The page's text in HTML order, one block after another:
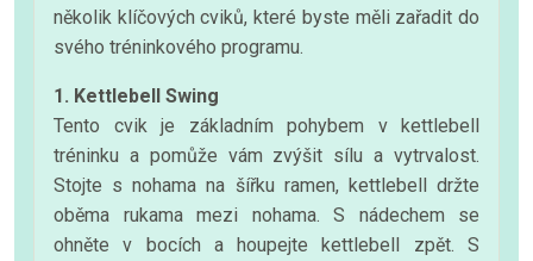
několik klíčových cviků, které byste měli zařadit do
svého tréninkového programu.
1. Kettlebell Swing
Tento cvik je základním pohybem v kettlebell
tréninku a pomůže vám zvýšit sílu a vytrvalost.
Stojte s nohama na šířku ramen, kettlebell držte
oběma rukama mezi nohama. S nádechem se
ohněte v bocích a houpejte kettlebell zpět. S